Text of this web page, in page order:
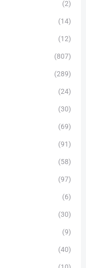
(2)
(14)
(12)
(807)
(289)
(24)
(30)
(69)
(91)
(58)
(97)
(6)
(30)
(9)
(40)